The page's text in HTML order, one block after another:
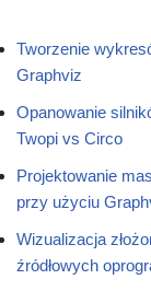
Tworzenie
Graphviz
Opanowanie
Twopi vs Circo
Projektowanie
przy użyciu
Wizualizacja
źródłowych